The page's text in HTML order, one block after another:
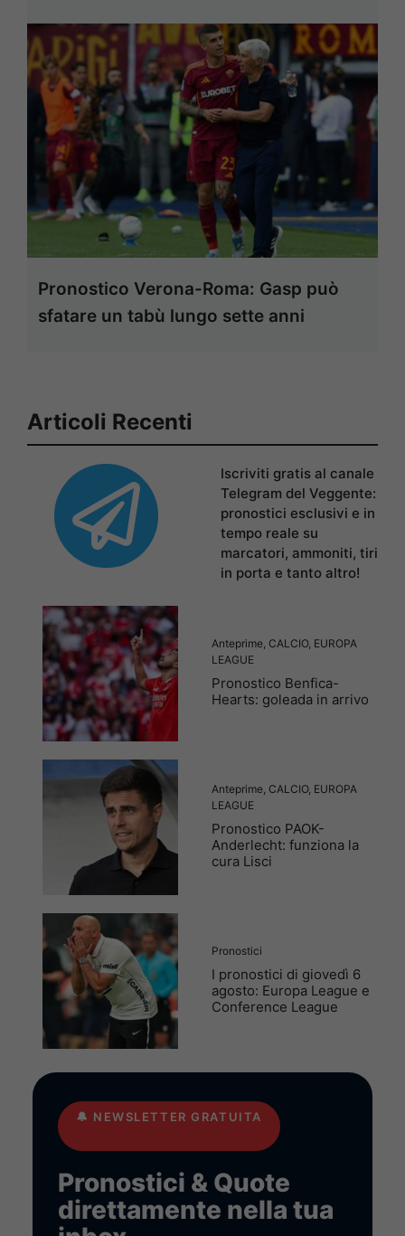
Pronostico Verona-Roma: Gasp può
sfatare un tabù lungo sette anni
Articoli Recenti
Iscriviti gratis al canale
Telegram del Veggente:
pronostici esclusivi e in
tempo reale su
marcatori, ammoniti, tiri
in porta e tanto altro!
Anteprime CALCIO, EUROPA
LEAGUE
Pronostico Benfica-
Hearts: goleada in arrivo
Anteprime CALCIO, EUROPA
LEAGUE
Pronostico PAOK-
Anderlecht: funziona la
cura Lisci
Pronostici
I pronostici di giovedì 6
agosto: Europa League e
Conference League
🔔 NEWSLETTER GRATUITA
Pronostici & Quote
direttamente nella tua